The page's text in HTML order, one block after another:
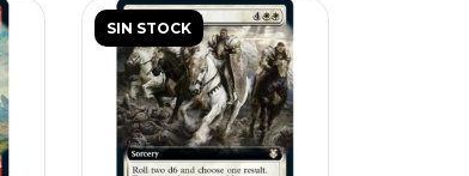
SIN STOCK